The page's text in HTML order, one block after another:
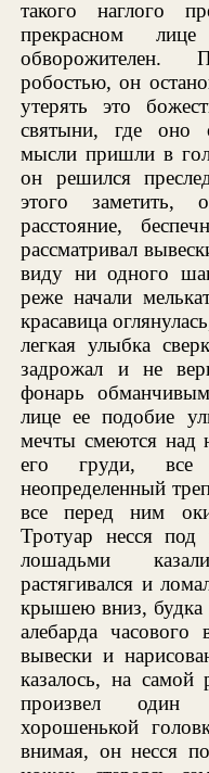
такого наглого
прекрасном
робостью, он
утерять это
святыни, где оно
мысли пришли в
он решился
этого заметить,
расстояние,
рассматривал
виду ни одного
реже начали
красавица
легкая улыбка
задрожал и не
фонарь
лице ее подобие
мечты смеются над
его груди,
неопределенный
все перед ним
Тротуар несся
лошадьми
растягивался и
крышею вниз, будка
алебарда
вывески и
казалось, на самой
произвел один
хорошенькой
внимая, он несся